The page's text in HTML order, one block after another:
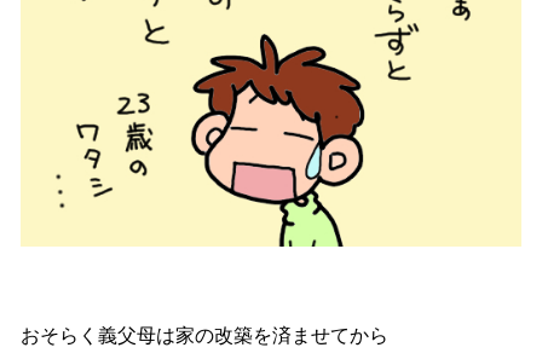
おそらく義父母は家の改築を済ませてから